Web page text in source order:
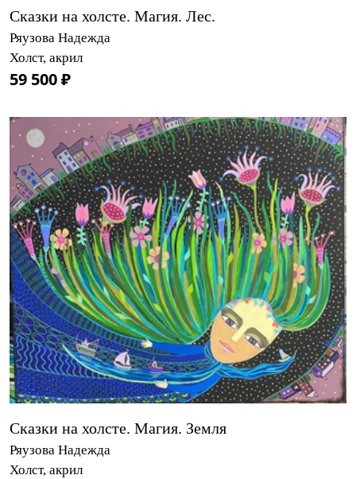
Сказки на холсте. Магия. Лес.
Ряузова Надежда
Холст, акрил
59 500 ₽
Сказки на холсте. Магия. Земля
Ряузова Надежда
Холст, акрил